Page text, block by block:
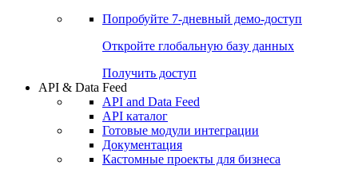
Попробуйте 7-дневный демо-доступ
Откройте глобальную базу данных
Получить доступ
API & Data Feed
API and Data Feed
API каталог
Готовые модули интеграции
Документация
Кастомные проекты для бизнеса